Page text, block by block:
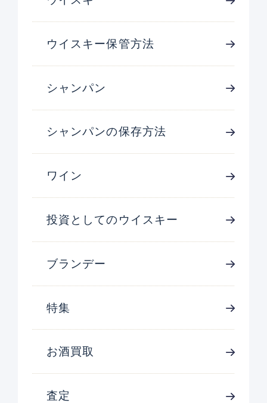
ウイスキー保管方法
シャンパン
シャンパンの保存方法
ワイン
投資としてのウイスキー
ブランデー
特集
お酒買取
査定